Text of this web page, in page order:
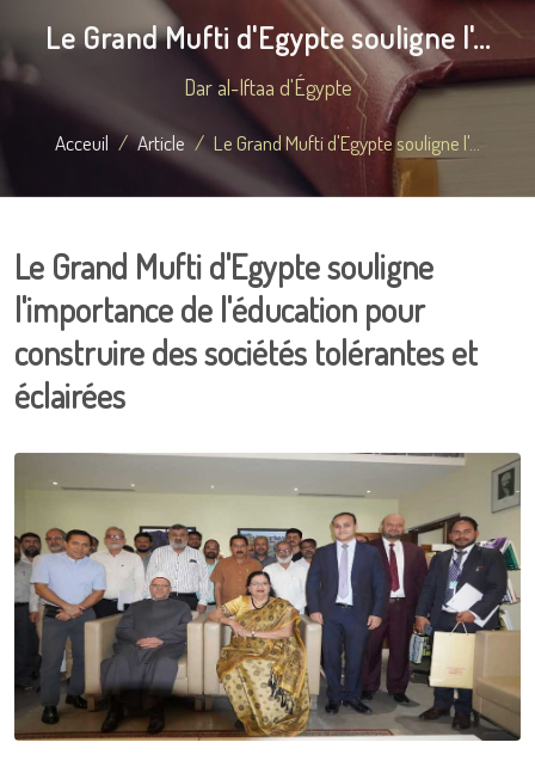
Le Grand Mufti d'Egypte souligne l'...
Dar al-Iftaa d'Égypte
Acceuil Article Le Grand Mufti d'Egypte souligne l'...
Le Grand Mufti d'Egypte souligne
l'importance de l'éducation pour
construire des sociétés tolérantes et
éclairées